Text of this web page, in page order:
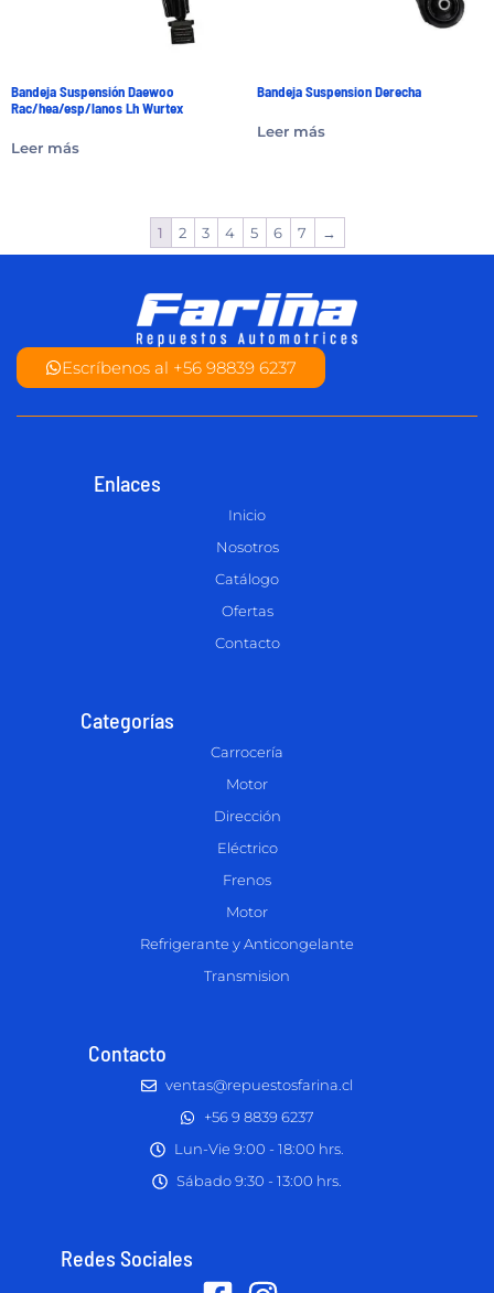
Bandeja Suspensión Daewoo
Rac/hea/esp/lanos Lh Wurtex
Leer más
Bandeja Suspension Derecha
Leer más
1 2 3 4 5 6 7 →
Escríbenos al +56 98839 6237
Enlaces
Inicio
Nosotros
Catálogo
Ofertas
Contacto
Categorías
Carrocería
Motor
Dirección
Eléctrico
Frenos
Motor
Refrigerante y Anticongelante
Transmision
Contacto
ventas@repuestosfarina.cl
+56 9 8839 6237
Lun-Vie 9:00 - 18:00 hrs.
Sábado 9:30 - 13:00 hrs.
Redes Sociales